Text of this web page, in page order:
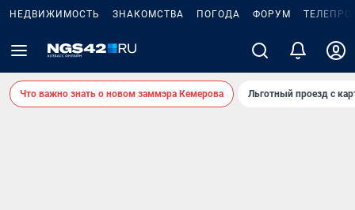
НЕДВИЖИМОСТЬ ЗНАКОМСТВА ПОГОДА ФОРУМ
Что важно знать о новом заммэра Кемерова Льготный проезд с